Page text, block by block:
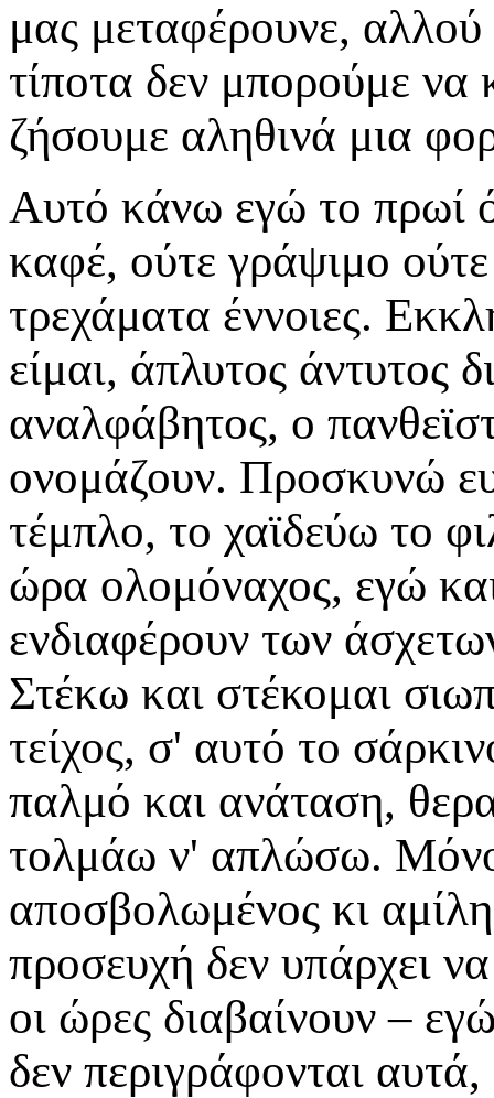
μας μεταφέρουνε,
τίποτα δεν μπορούμε να
ζήσουμε αληθινά μια
Αυτό κάνω εγώ το πρωί
καφέ, ούτε γράψιμο
τρεχάματα έννοιες.
είμαι, άπλυτος άντυτος
αναλφάβητος, ο
ονομάζουν. Προσκυνώ
τέμπλο, το χαϊδεύω το
ώρα ολομόναχος, εγώ
ενδιαφέρουν των
Στέκω και στέκομαι
τείχος, σ' αυτό το
παλμό και ανάταση,
τολμάω ν' απλώσω.
αποσβολωμένος κι
προσευχή δεν υπάρχει
οι ώρες διαβαίνουν –
δεν περιγράφονται